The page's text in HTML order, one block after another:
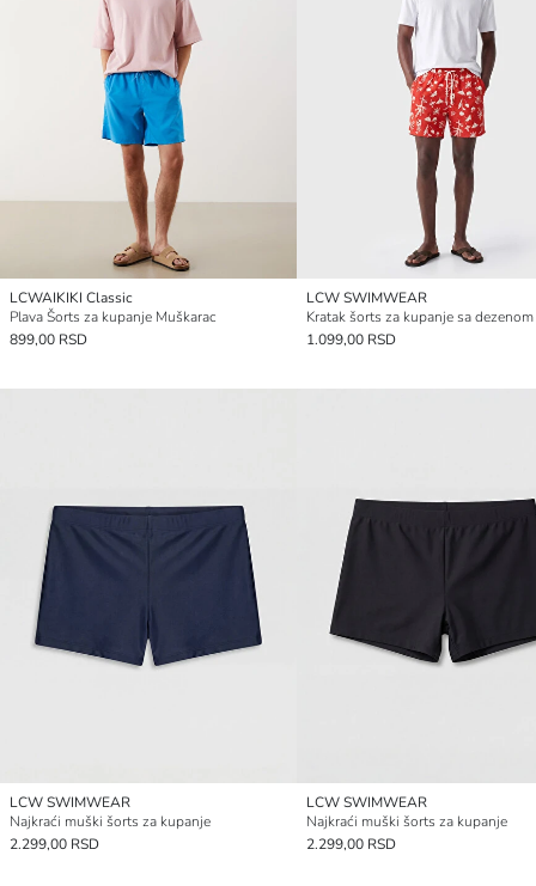
LCWAIKIKI Classic
Plava Šorts za kupanje Muškarac
899,00 RSD
LCW SWIMWEAR
1.099,00 RSD
LCW SWIMWEAR
Najkraći muški šorts za kupanje
2.299,00 RSD
LCW SWIMWEAR
Najkraći muški šorts za kupanje
2.299,00 RSD